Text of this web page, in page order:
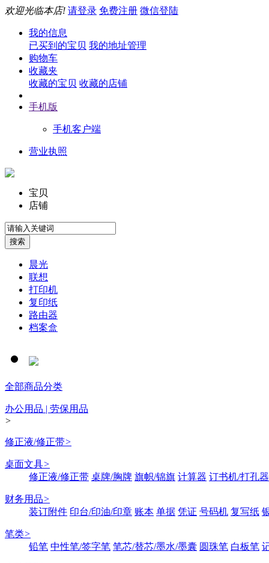
欢迎光临本店! 请登录 免费注册 微信登陆
我的信息
已买到的宝贝 我的地址管理
购物车
收藏夹
收藏的宝贝 收藏的店铺
手机版
手机客户端
营业执照
宝贝
店铺
晨光
联想
打印机
复印纸
路由器
档案盒
全部商品分类
办公用品 | 劳保用品
>
修正液/修正带>
桌面文具>
修正液/修正带 桌牌/胸牌 旗帜/锦旗 计算器 订书机/打孔器
财务用品>
装订附件 印台/印油/印章 账本 单据 凭证 号码机 复写纸
笔类>
铅笔 中性笔/签字笔 笔芯/替芯/墨水/墨囊 圆珠笔 白板笔